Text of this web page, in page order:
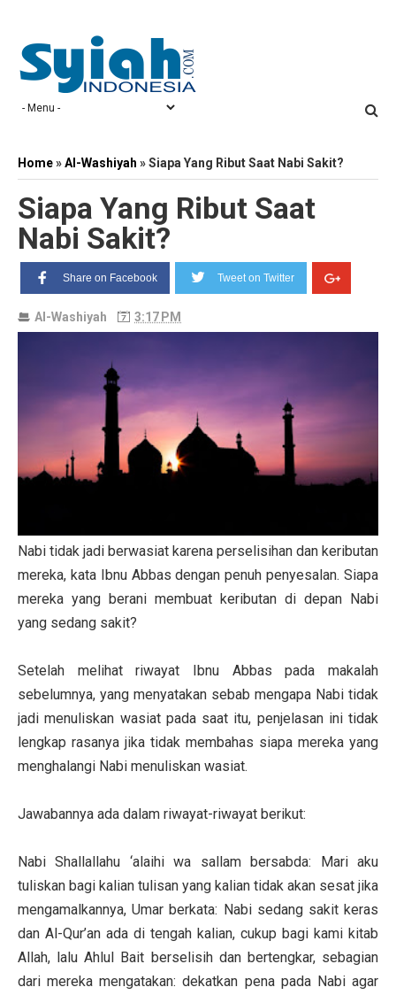
Home»Al-Washiyah »Siapa Yang Ribut Saat Nabi Sakit?
Siapa Yang Ribut Saat
Nabi Sakit?
Share on Facebook Tweet on Twitter
Al-Washiyah 3:17 PM
Nabi tidak jadi berwasiat karena perselisihan dan keributan
mereka, kata Ibnu Abbas dengan penuh penyesalan. Siapa
mereka yang berani membuat keributan di depan Nabi
yang sedang sakit?
Setelah melihat riwayat Ibnu Abbas pada makalah
sebelumnya, yang menyatakan sebab mengapa Nabi tidak
jadi menuliskan wasiat pada saat itu, penjelasan ini tidak
lengkap rasanya jika tidak membahas siapa mereka yang
menghalangi Nabi menuliskan wasiat.
Jawabannya ada dalam riwayat-riwayat berikut:
Nabi Shallallahu ‘alaihi wa sallam bersabda: Mari aku
tuliskan bagi kalian tulisan yang kalian tidak akan sesat jika
mengamalkannya, Umar berkata: Nabi sedang sakit keras
dan Al-Qur’an ada di tengah kalian, cukup bagi kami kitab
Allah, lalu Ahlul Bait berselisih dan bertengkar, sebagian
dari mereka mengatakan: dekatkan pena pada Nabi agar